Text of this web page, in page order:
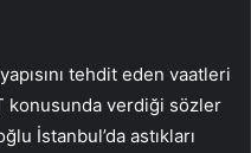
tehdit eden vaatleri
konusunda verdiği sözler
İstanbul’da astıkları